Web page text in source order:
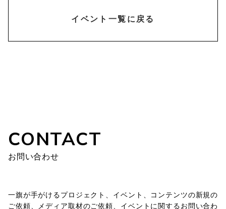
イベント一覧に戻る
CONTACT
お問い合わせ
一旗が手がけるプロジェクト、イベント、コンテンツの新規の
ご依頼、メディア取材のご依頼、イベントに関するお問い合わ